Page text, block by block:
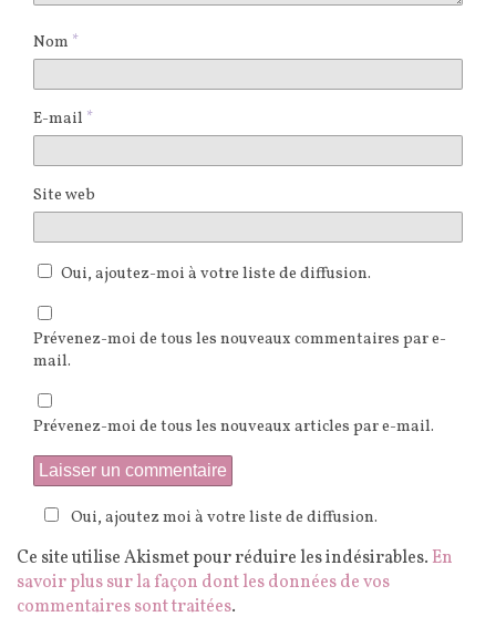
Nom *
E-mail *
Site web
Oui, ajoutez-moi à votre liste de diffusion.
Prévenez-moi de tous les nouveaux commentaires par e-
mail.
Prévenez-moi de tous les nouveaux articles par e-mail.
Oui, ajoutez moi à votre liste de diffusion.
Ce site utilise Akismet pour réduire les indésirables. En
savoir plus sur la façon dont les données de vos
commentaires sont traitées.